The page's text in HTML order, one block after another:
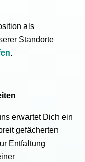
als
Standorte
.
erwartet Dich ein
gefächerten
Entfaltung